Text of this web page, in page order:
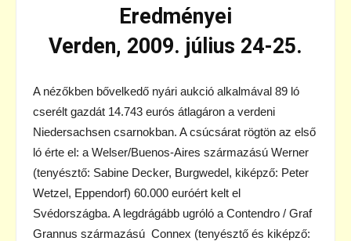
Eredményei
Verden, 2009. július 24-25.
A nézőkben bővelkedő nyári aukció alkalmával 89 ló
cserélt gazdát 14.743 eurós átlagáron a verdeni
Niedersachsen csarnokban. A csúcsárat rögtön az első
ló érte el: a Welser/Buenos-Aires származású Werner
(tenyésztő: Sabine Decker, Burgwedel, kiképző: Peter
Wetzel, Eppendorf) 60.000 euróért kelt el
Svédországba. A legdrágább ugróló a Contendro / Graf
Grannus származású Connex (tenyésztő és kiképző: